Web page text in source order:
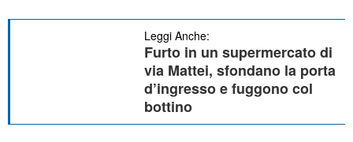
Leggi Anche:
Furto in un supermercato di
via Mattei, sfondano la porta
d’ingresso e fuggono col
bottino